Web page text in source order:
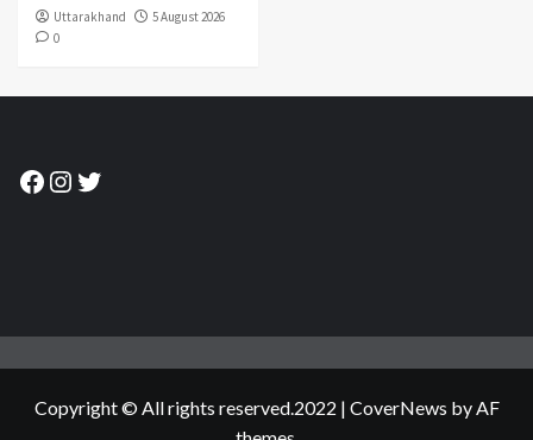
Uttarakhand
5 August 2026
0
Facebook
Instagram
Twitter
Copyright © All rights reserved.2022 | CoverNews by AF